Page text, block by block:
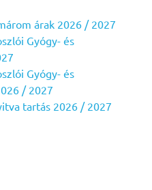
árak 2026 / 2027
Gyógy- és
Gyógy- és
/ 2027
tartás 2026 / 2027